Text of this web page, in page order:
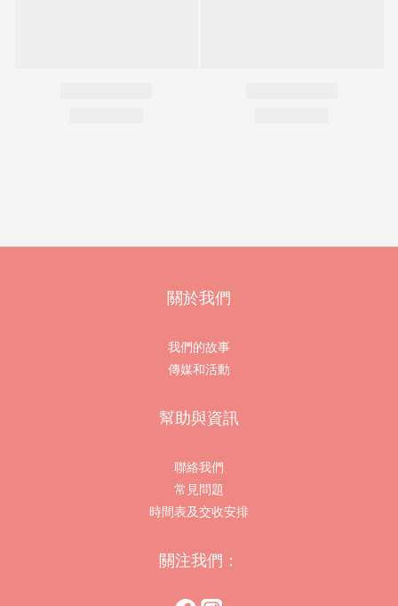
關於我們
我們的故事
傳媒和活動
幫助與資訊
聯絡我們
常見問題
時間表及交收安排
關注我們：